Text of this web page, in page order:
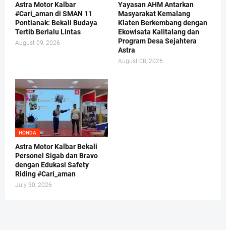
Astra Motor Kalbar
#Cari_aman di SMAN 11
Pontianak: Bekali Budaya
Tertib Berlalu Lintas
August 09, 2026
Yayasan AHM Antarkan
Masyarakat Kemalang
Klaten Berkembang dengan
Ekowisata Kalitalang dan
Program Desa Sejahtera
Astra
August 08, 2026
HONDA
Astra Motor Kalbar Bekali
Personel Sigab dan Bravo
dengan Edukasi Safety
Riding #Cari_aman
July 30, 2026